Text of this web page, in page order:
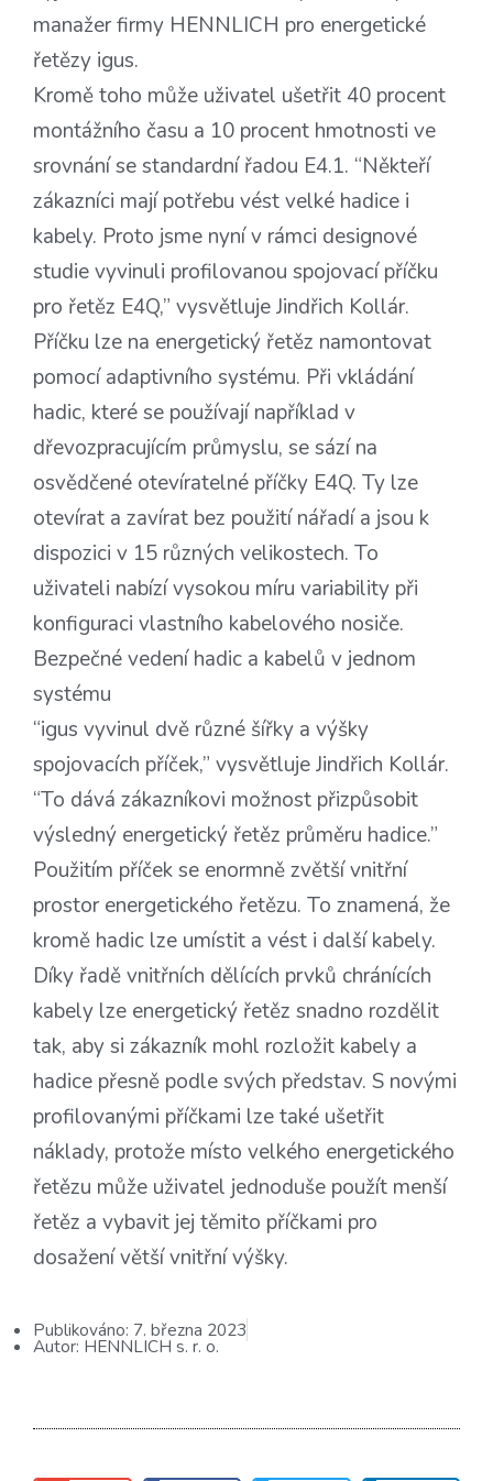
manažer firmy HENNLICH pro energetické
řetězy igus.
Kromě toho může uživatel ušetřit 40 procent
montážního času a 10 procent hmotnosti ve
srovnání se standardní řadou E4.1. “Někteří
zákazníci mají potřebu vést velké hadice i
kabely. Proto jsme nyní v rámci designové
studie vyvinuli profilovanou spojovací příčku
pro řetěz E4Q,” vysvětluje Jindřich Kollár.
Příčku lze na energetický řetěz namontovat
pomocí adaptivního systému. Při vkládání
hadic, které se používají například v
dřevozpracujícím průmyslu, se sází na
osvědčené otevíratelné příčky E4Q. Ty lze
otevírat a zavírat bez použití nářadí a jsou k
dispozici v 15 různých velikostech. To
uživateli nabízí vysokou míru variability při
konfiguraci vlastního kabelového nosiče.
Bezpečné vedení hadic a kabelů v jednom
systému
“igus vyvinul dvě různé šířky a výšky
spojovacích příček,” vysvětluje Jindřich Kollár.
“To dává zákazníkovi možnost přizpůsobit
výsledný energetický řetěz průměru hadice.”
Použitím příček se enormně zvětší vnitřní
prostor energetického řetězu. To znamená, že
kromě hadic lze umístit a vést i další kabely.
Díky řadě vnitřních dělících prvků chránících
kabely lze energetický řetěz snadno rozdělit
tak, aby si zákazník mohl rozložit kabely a
hadice přesně podle svých představ. S novými
profilovanými příčkami lze také ušetřit
náklady, protože místo velkého energetického
řetězu může uživatel jednoduše použít menší
řetěz a vybavit jej těmito příčkami pro
dosažení větší vnitřní výšky.
Publikováno: 7. března 2023
Autor: HENNLICH s. r. o.